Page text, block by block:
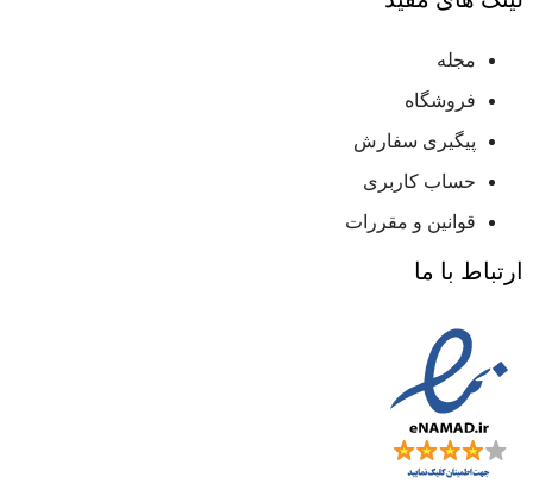
مجله
فروشگاه
پیگیری سفارش
حساب کاربری
قوانین و مقررات
ارتباط با ما